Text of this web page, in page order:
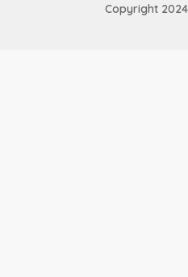
Copyright